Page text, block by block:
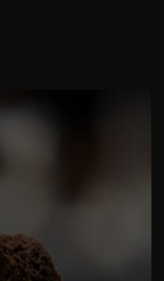
piedi in un tegame alto,
lento per 2 ore.
che dovrà essere